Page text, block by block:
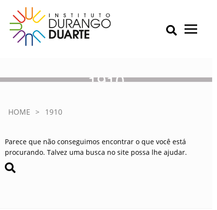
content
IDD – Instituto Durango Duarte
Instituto Durango Duarte
Primary Menu
1910
HOME > 1910
Parece que não conseguimos encontrar o que você está
procurando. Talvez uma busca no site possa lhe ajudar.